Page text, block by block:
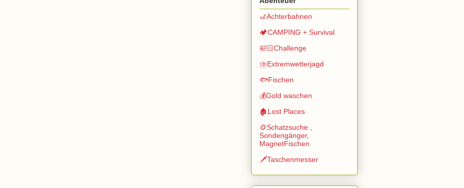
🎢Achterbahnen
🏕️CAMPING + Survival
🛀🏻Challenge
⛈️Extremwetterjagd
🐟Fischen
💰Gold waschen
🏚️Lost Places
🪙Schatzsuche ,
Sondengänger,
MagnetFischen
🗡️Taschenmesser